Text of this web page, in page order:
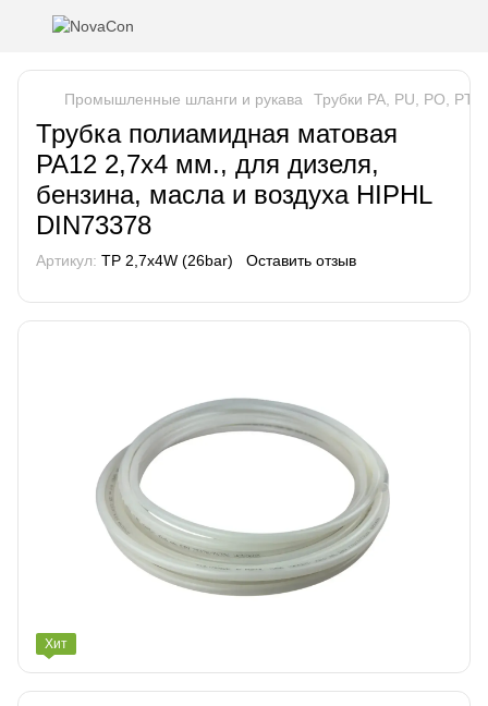
Промышленные шланги и рукава Трубки PA, PU, PO,
Трубка полиамидная матовая
PA12 2,7х4 мм., для дизеля,
бензина, масла и воздуха HIPHL
DIN73378
Артикул: TP 2,7x4W (26bar) Оставить отзыв
Хит